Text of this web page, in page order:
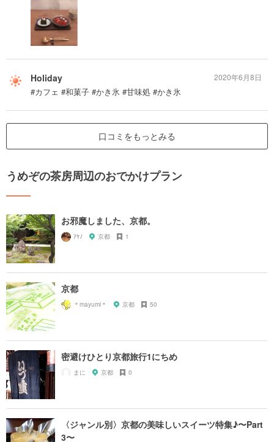
Holiday
#カフェ #和菓子 #かき氷 #甘味処 #かき氷
2020年6月8日
口コミをもっとみる
うめぞの茶房周辺のおでかけプラン
お邪魔しました、京都。
ｱﾔﾉ 京都 1
京都
＊mayumi＊ 京都 50
密避けひとり京都旅行1にちめ
まに 京都 0
〈ジャンル別〉京都の美味しいスイーツ特集♪〜Part
3〜